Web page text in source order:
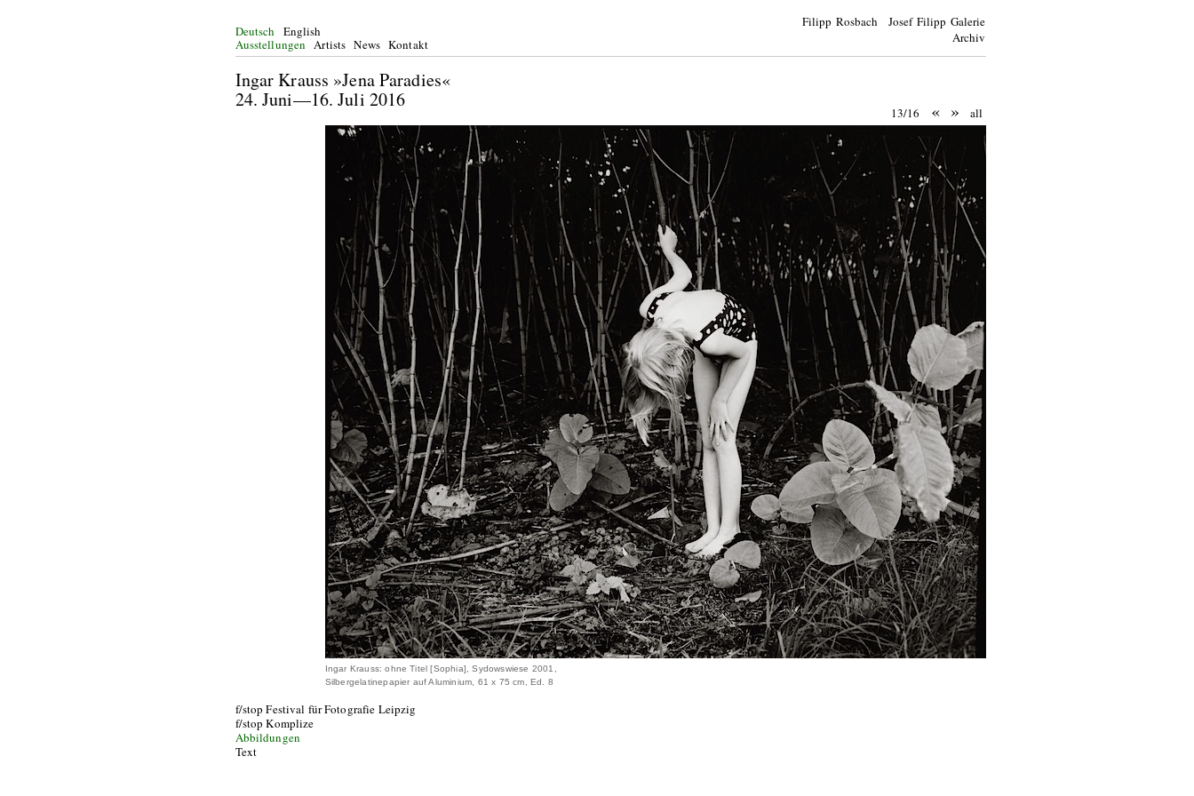
Filipp Rosbach Josef Filipp Galerie
Archiv
Deutsch
English
Ausstellungen Artists News Kontakt
Ingar Krauss »Jena Paradies«
24. Juni—16. Juli 2016
13/16 « » all
Ingar Krauss: ohne Titel [Sophia], Sydowswiese 2001,
Silbergelatinepapier auf Aluminium, 61 x 75 cm, Ed. 8
f/stop Festival für Fotografie Leipzig
f/stop Komplize
Abbildungen
Text